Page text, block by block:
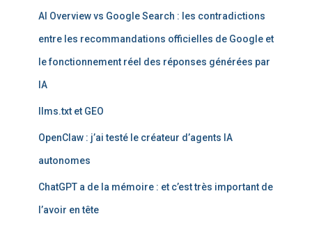
AI Overview vs Google Search : les contradictions
entre les recommandations officielles de Google et
le fonctionnement réel des réponses générées par
IA
llms.txt et GEO
OpenClaw : j’ai testé le créateur d’agents IA
autonomes
ChatGPT a de la mémoire : et c’est très important de
l’avoir en tête